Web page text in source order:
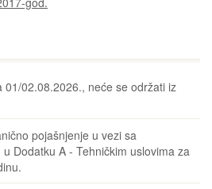
01/02.08.2026., neće se održati iz
pojašnjenje u vezi sa
Dodatku A - Tehničkim uslovima za